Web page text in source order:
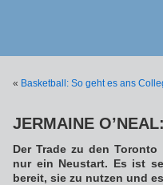
« Basketball: So geht es ans
JERMAINE
Der Trade zu den
nur ein Neustart. Es ist
bereit, sie zu nutzen und